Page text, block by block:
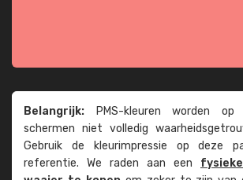
Belangrijk: PMS-kleuren worden op
schermen niet volledig
Gebruik de kleur­impressie op deze
referentie. We raden aan een